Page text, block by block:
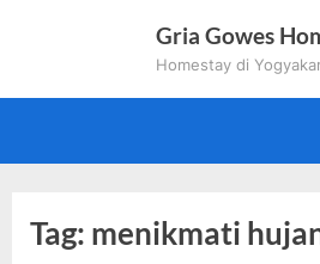
Gria Gowes
Homestay di
Tag: menikmati